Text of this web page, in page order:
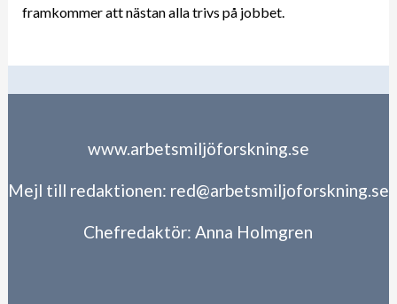
framkommer att nästan alla trivs på jobbet.
www.arbetsmiljöforskning.se
Mejl till redaktionen: red@arbetsmiljoforskning.se
Chefredaktör:Anna Holmgren